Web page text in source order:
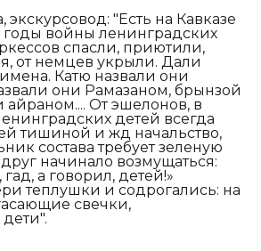
экскурсовод: "Есть на Кавказе
годы войны ленинградских
спасли, приютили,
от немцев укрыли. Дали
Катю назвали они
они Рамазаном, брынзой
От эшелонов, в
детей всегда
тишиной и жд начальство,
состава требует зеленую
начинало возмущаться:
а говорил, детей!»
теплушки и содрогались: на
свечки,